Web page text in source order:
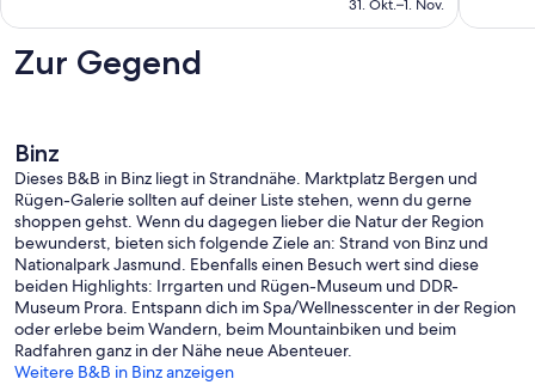
Fewo
mit
Binz
31. Okt.–1. Nov.
Zur Gegend
Binz
Dieses B&B in Binz liegt in Strandnähe. Marktplatz Bergen und
Rügen-Galerie sollten auf deiner Liste stehen, wenn du gerne
shoppen gehst. Wenn du dagegen lieber die Natur der Region
bewunderst, bieten sich folgende Ziele an: Strand von Binz und
Nationalpark Jasmund. Ebenfalls einen Besuch wert sind diese
beiden Highlights: Irrgarten und Rügen-Museum und DDR-
Museum Prora. Entspann dich im Spa/Wellnesscenter in der Region
oder erlebe beim Wandern, beim Mountainbiken und beim
Radfahren ganz in der Nähe neue Abenteuer.
Weitere B&B in Binz anzeigen